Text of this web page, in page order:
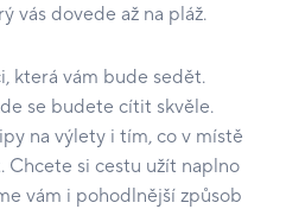
vás dovede až na pláž.
která vám bude sedět.
se budete cítit skvěle.
na výlety i tím, co v místě
Chcete si cestu užít naplno
vám i pohodlnější způsob